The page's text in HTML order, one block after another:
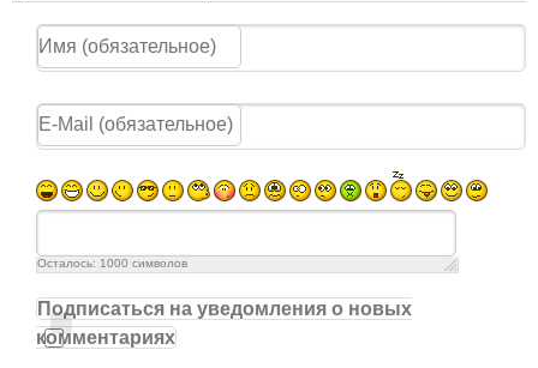
Осталось: 1000 символов
Подписаться на уведомления о новых
комментариях